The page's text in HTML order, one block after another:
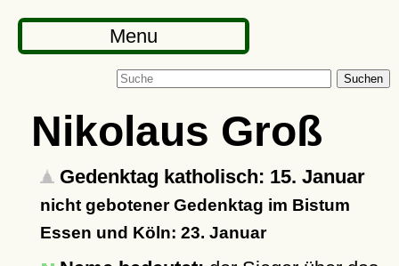
Menu
Suchen
Nikolaus Groß
Gedenktag katholisch: 15. Januar
nicht gebotener Gedenktag im Bistum
Essen und Köln: 23. Januar